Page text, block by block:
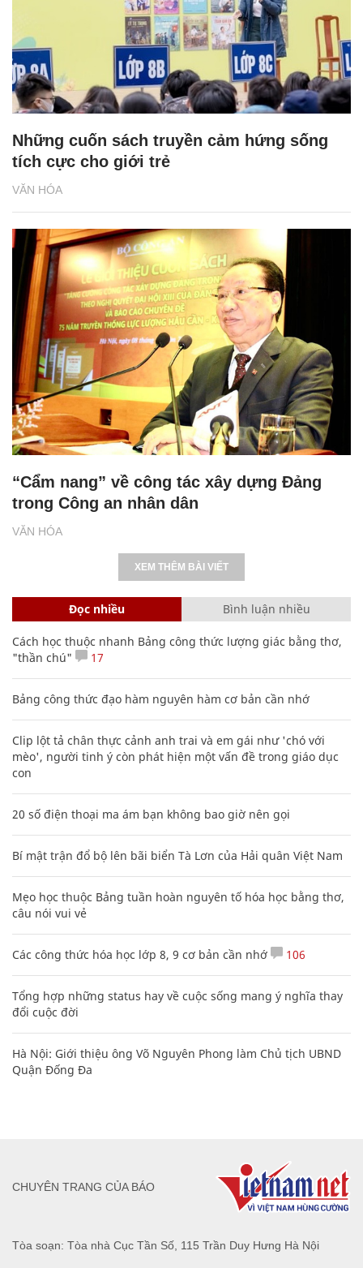
VĂN HÓA
Những cuốn sách truyền cảm hứng sống
tích cực cho giới trẻ
VĂN HÓA
“Cẩm nang” về công tác xây dựng Đảng
trong Công an nhân dân
XEM THÊM BÀI VIẾT
Đọc nhiều Bình luận nhiều
Cách học thuộc nhanh Bảng công thức lượng giác bằng thơ,
"thần chú"
17
Bảng công thức đạo hàm nguyên hàm cơ bản cần nhớ
Clip lột tả chân thực cảnh anh trai và em gái như 'chó với
mèo', người tinh ý còn phát hiện một vấn đề trong giáo dục
con
20 số điện thoại ma ám bạn không bao giờ nên gọi
Bí mật trận đổ bộ lên bãi biển Tà Lơn của Hải quân Việt Nam
Mẹo học thuộc Bảng tuần hoàn nguyên tố hóa học bằng thơ,
câu nói vui vẻ
Các công thức hóa học lớp 8, 9 cơ bản cần nhớ 106
Tổng hợp những status hay về cuộc sống mang ý nghĩa thay
đổi cuộc đời
Hà Nội: Giới thiệu ông Võ Nguyên Phong làm Chủ tịch UBND
Quận Đống Đa
Tòa soạn: Tòa nhà Cục Tần Số, 115 Trần Duy Hưng Hà Nội
CHUYÊN TRANG CỦA BÁO